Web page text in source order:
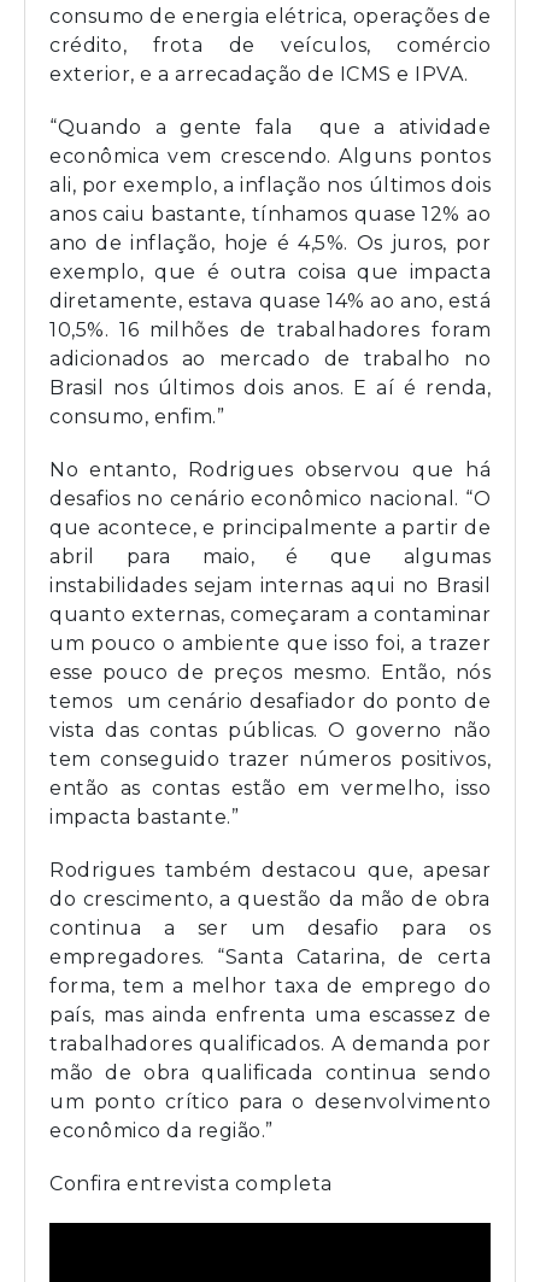
consumo de energia elétrica, operações de
crédito, frota de veículos, comércio
exterior, e a arrecadação de ICMS e IPVA.
“Quando a gente fala que a atividade
econômica vem crescendo. Alguns pontos
ali, por exemplo, a inflação nos últimos dois
anos caiu bastante, tínhamos quase 12% ao
ano de inflação, hoje é 4,5%. Os juros, por
exemplo, que é outra coisa que impacta
diretamente, estava quase 14% ao ano, está
10,5%. 16 milhões de trabalhadores foram
adicionados ao mercado de trabalho no
Brasil nos últimos dois anos. E aí é renda,
consumo, enfim.”
No entanto, Rodrigues observou que há
desafios no cenário econômico nacional. “O
que acontece, e principalmente a partir de
abril para maio, é que algumas
instabilidades sejam internas aqui no Brasil
quanto externas, começaram a contaminar
um pouco o ambiente que isso foi, a trazer
esse pouco de preços mesmo. Então, nós
temos um cenário desafiador do ponto de
vista das contas públicas. O governo não
tem conseguido trazer números positivos,
então as contas estão em vermelho, isso
impacta bastante.”
Rodrigues também destacou que, apesar
do crescimento, a questão da mão de obra
continua a ser um desafio para os
empregadores. “Santa Catarina, de certa
forma, tem a melhor taxa de emprego do
país, mas ainda enfrenta uma escassez de
trabalhadores qualificados. A demanda por
mão de obra qualificada continua sendo
um ponto crítico para o desenvolvimento
econômico da região.”
Confira entrevista completa